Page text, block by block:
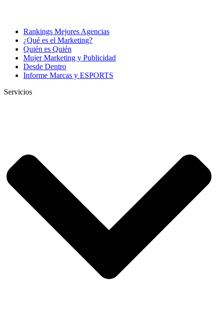
Rankings Mejores Agencias
¿Qué es el Marketing?
Quién es Quién
Mujer Marketing y Publicidad
Desde Dentro
Informe Marcas y ESPORTS
Servicios